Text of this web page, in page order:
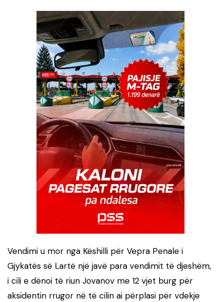
Vendimi u mor nga Këshilli për Vepra Penale i
Gjykatës së Lartë një javë para vendimit të djeshëm,
i cili e dënoi të riun Jovanov me 12 vjet burg për
aksidentin rrugor në të cilin ai përplasi për vdekje